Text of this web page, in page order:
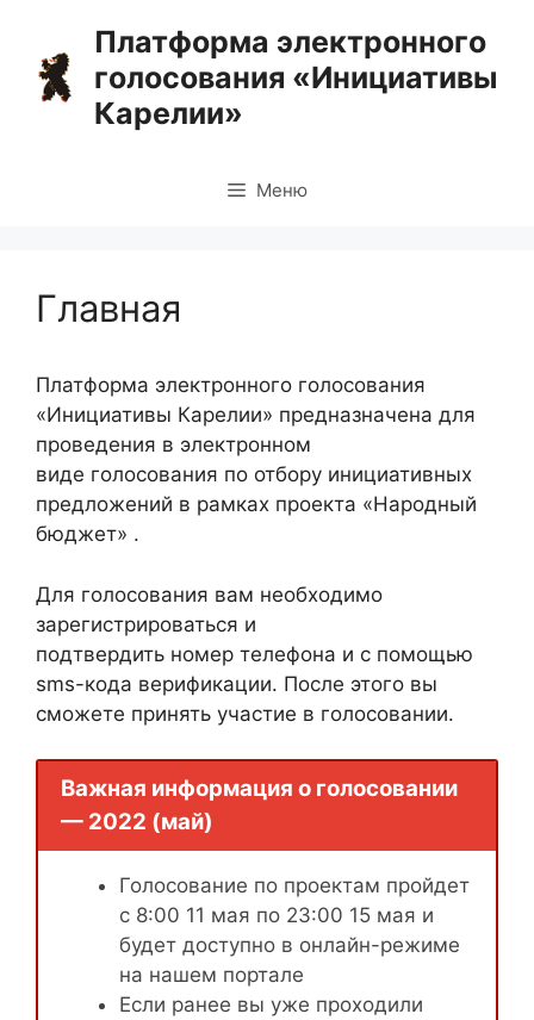
содержимому
Платформа электронного
голосования «Инициативы
Карелии»
Меню
Главная
Платформа электронного голосования
«Инициативы Карелии» предназначена для
проведения в электронном
виде голосования по отбору инициативных
предложений в рамках проекта «Народный
бюджет» .
Для голосования вам необходимо
зарегистрироваться и
подтвердить номер телефона и с помощью
sms-кода верификации. После этого вы
сможете принять участие в голосовании.
Важная информация о голосовании
— 2022 (май)
Голосование по проектам пройдет
с 8:00 11 мая по 23:00 15 мая и
будет доступно в онлайн-режиме
на нашем портале
Если ранее вы уже проходили